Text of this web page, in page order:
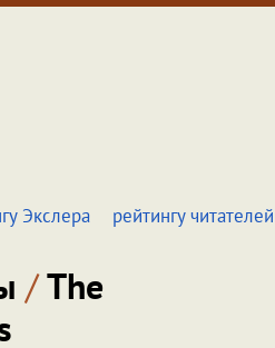
Экслера рейтингу читателей
/The